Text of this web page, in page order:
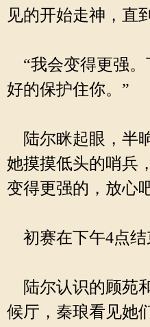
见的开始走神，直
“我会变得更强。
好的保护住你。”
陆尔眯起眼，半
她摸摸低头的哨兵
变得更强的，放心
初赛在下午4点结
陆尔认识的顾苑
候厅，秦琅看见她